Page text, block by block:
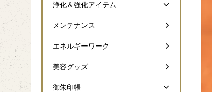
浄化＆強化アイテム
メンテナンス
エネルギーワーク
美容グッズ
御朱印帳